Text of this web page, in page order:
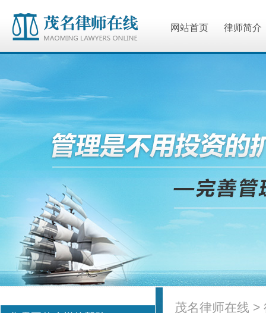
网站首页 律师简介
茂名律师在线 >